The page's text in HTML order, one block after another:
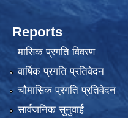
Reports
मासिक प्रगति विवरण
वार्षिक प्रगति प्रतिवेदन
चौमासिक प्रगति प्रतिवेदन
सार्वजनिक सुनुवाई